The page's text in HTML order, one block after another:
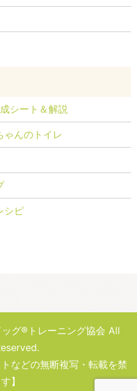
シート＆解説
ゃんのトイレ
シピ
グ®トレーニング協会 All
などの無断複写・転載を禁
】